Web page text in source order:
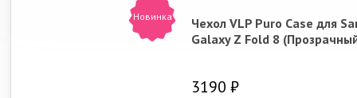
Новинка
Чехол VLP Puro Case для
Galaxy Z Fold 8
3190 ₽